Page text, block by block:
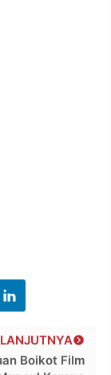
Boikot Film